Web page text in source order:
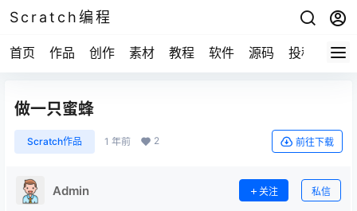
Scratch编程
首页 作品 创作 素材 教程 软件 源码 投稿 关于
做一只蜜蜂
Scratch作品 1 年前 2 前往下载
Admin 关注 私信